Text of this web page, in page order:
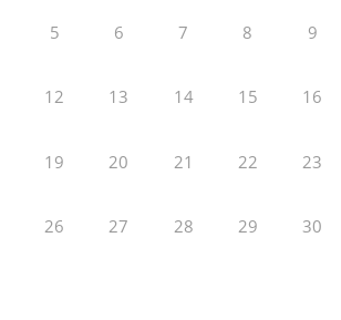
5 6 7 8 9
12 13 14 15 16
19 20 21 22 23
26 27 28 29 30